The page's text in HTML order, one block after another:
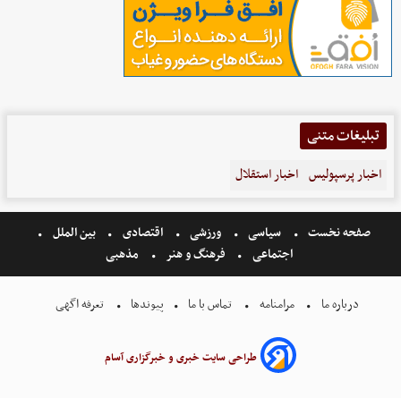
تبلیغات متنی
اخبار پرسپولیس اخبار استقلال
صفحه نخست سیاسی ورزشی اقتصادی
بین الملل
اجتماعی
فرهنگ و هنر مذهبی
درباره ما مرامنامه تماس با ما پیوندها تعرفه اگهی
طراحی سایت خبری و خبرگزاری آسام